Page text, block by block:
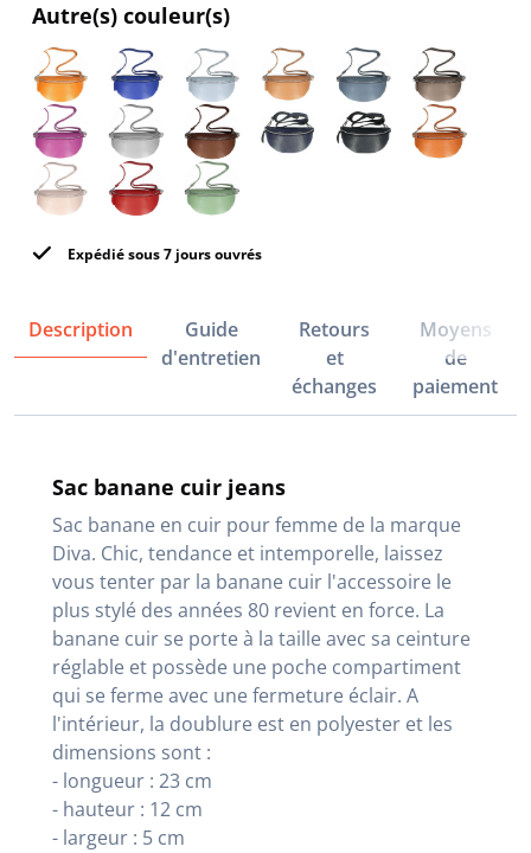
Autre(s) couleur(s)
Expédié sous 7 jours ouvrés
Description
Guide
d'entretien
Retours
et
échanges
Moyens
de
paiement
Sac banane cuir jeans
Sac banane en cuir pour femme de la marque
Diva. Chic, tendance et intemporelle, laissez
vous tenter par la banane cuir l'accessoire le
plus stylé des années 80 revient en force. La
banane cuir se porte à la taille avec sa ceinture
réglable et possède une poche compartiment
qui se ferme avec une fermeture éclair. A
l'intérieur, la doublure est en polyester et les
dimensions sont :
- longueur : 23 cm
- hauteur : 12 cm
- largeur : 5 cm